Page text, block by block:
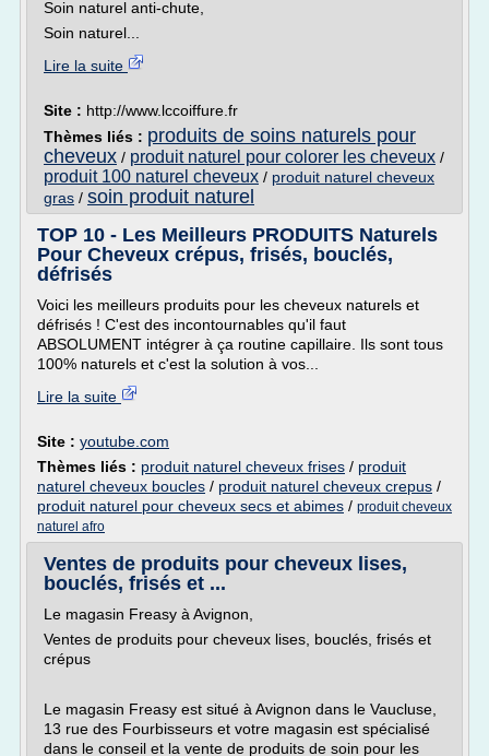
Soin naturel anti-chute,
Soin naturel...
Lire la suite
Site : http://www.lccoiffure.fr
Thèmes liés : produits de soins naturels pour
cheveux / produit naturel pour colorer les cheveux /
produit 100 naturel cheveux / produit naturel cheveux
gras / soin produit naturel
TOP 10 - Les Meilleurs PRODUITS Naturels
Pour Cheveux crépus, frisés, bouclés,
défrisés
Voici les meilleurs produits pour les cheveux naturels et
défrisés ! C'est des incontournables qu'il faut
ABSOLUMENT intégrer à ça routine capillaire. Ils sont tous
100% naturels et c'est la solution à vos...
Lire la suite
Site : youtube.com
Thèmes liés : produit naturel cheveux frises / produit
naturel cheveux boucles / produit naturel cheveux crepus /
produit naturel pour cheveux secs et abimes / produit cheveux
naturel afro
Ventes de produits pour cheveux lises,
bouclés, frisés et ...
Le magasin Freasy à Avignon,
Ventes de produits pour cheveux lises, bouclés, frisés et
crépus
Le magasin Freasy est situé à Avignon dans le Vaucluse,
13 rue des Fourbisseurs et votre magasin est spécialisé
dans le conseil et la vente de produits de soin pour les